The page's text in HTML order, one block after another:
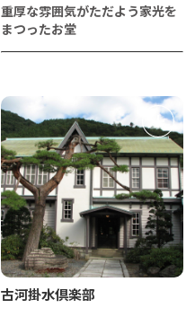
重厚な雰囲気がただよう家光を
まつったお堂
古河掛水倶楽部